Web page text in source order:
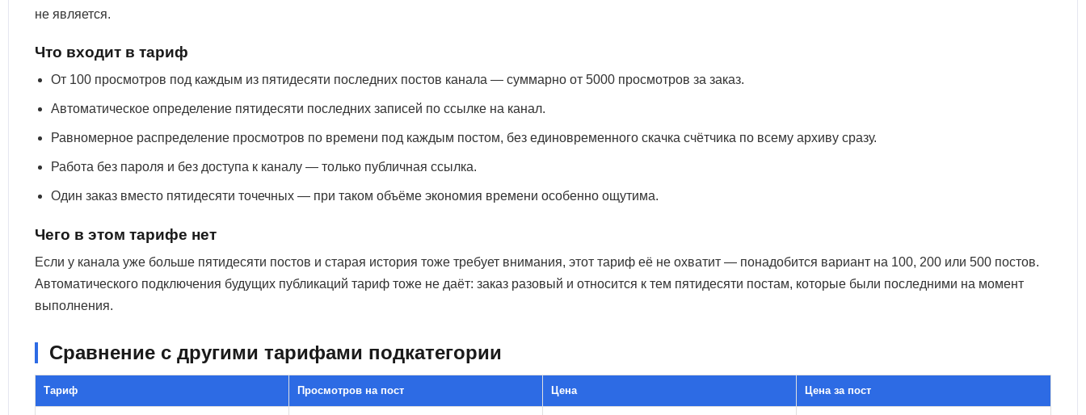
не является.
Что входит в тариф
От 100 просмотров под каждым из пятидесяти последних постов канала — суммарно от 5000 просмотров за заказ.
Автоматическое определение пятидесяти последних записей по ссылке на канал.
Равномерное распределение просмотров по времени под каждым постом, без единовременного скачка счётчика по всему архиву сразу.
Работа без пароля и без доступа к каналу — только публичная ссылка.
Один заказ вместо пятидесяти точечных — при таком объёме экономия времени особенно ощутима.
Чего в этом тарифе нет
Если у канала уже больше пятидесяти постов и старая история тоже требует внимания, этот тариф её не охватит — понадобится вариант на 100, 200 или 500 постов.
Автоматического подключения будущих публикаций тариф тоже не даёт: заказ разовый и относится к тем пятидесяти постам, которые были последними на момент
выполнения.
Сравнение с другими тарифами подкатегории
Тариф Просмотров на пост Цена Цена за пост